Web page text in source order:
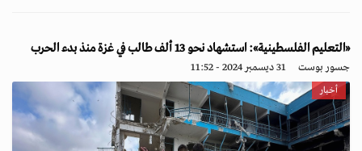
«التعليم الفلسطينية»: استشهاد نحو 13 ألف طالب في غزة منذ بدء الحرب
جسور بوست 31 ديسمبر 2024 - 11:52
أخبار